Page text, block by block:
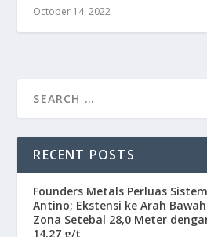
October 14, 2022
RECENT POSTS
Founders Metals Perluas
Antino; Ekstensi ke Arah
Zona Setebal 28,0 Meter
14,27 g/t